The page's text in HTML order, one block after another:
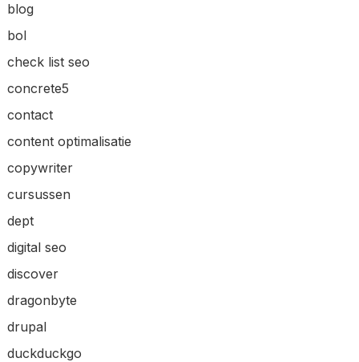
blog
bol
check list seo
concrete5
contact
content optimalisatie
copywriter
cursussen
dept
digital seo
discover
dragonbyte
drupal
duckduckgo